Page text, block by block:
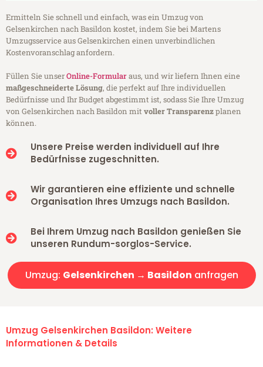
Ermitteln Sie schnell und einfach, was ein Umzug von
Gelsenkirchen nach Basildon kostet, indem Sie bei Martens
Umzugsservice aus Gelsenkirchen einen unverbindlichen
Kostenvoranschlag anfordern.
Füllen Sie unserOnline-Formularaus, und wir liefern Ihnen eine
maßgeschneiderte Lösung, die perfekt auf Ihre individuellen
Bedürfnisse und Ihr Budget abgestimmt ist, sodass Sie Ihre Umzug
von Gelsenkirchen nach Basildon mitvoller Transparenzplanen
können.
Unsere Preise werden individuell auf Ihre
Bedürfnisse zugeschnitten.
Wir garantieren eine effiziente und schnelle
Organisation Ihres Umzugs nach Basildon.
Bei Ihrem Umzug nach Basildon genießen Sie
unseren Rundum-sorglos-Service.
Umzug: Gelsenkirchen → Basildon anfragen
Umzug Gelsenkirchen Basildon: Weitere
Informationen & Details